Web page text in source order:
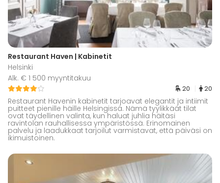
Restaurant Haven | Kabinetit
Helsinki
Alk. € 1 500 myyntitakuu
20 20
Restaurant Havenin kabinetit tarjoavat elegantit ja intiimit
puitteet pienille häille Helsingissä. Nämä tyylikkäät tilat
ovat täydellinen valinta, kun haluat juhlia häitäsi
ravintolan rauhallisessa ympäristössä. Erinomainen
palvelu ja laadukkaat tarjoilut varmistavat, että päiväsi on
ikimuistoinen.